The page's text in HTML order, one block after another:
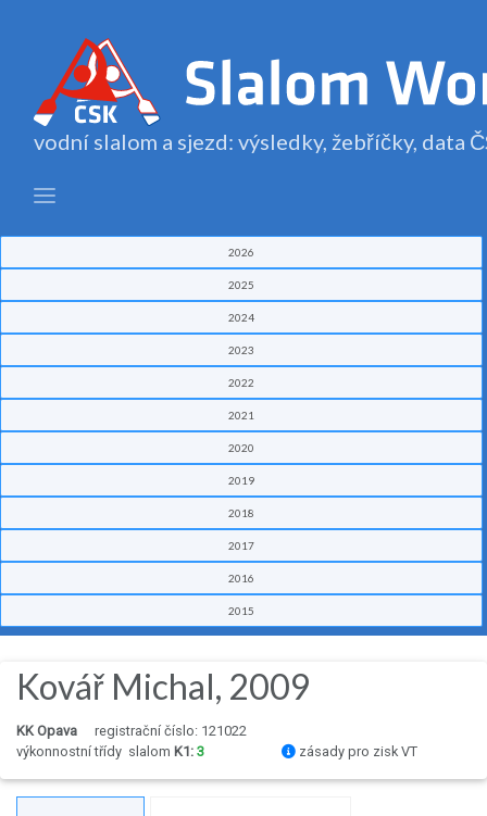
vodní slalom a sjezd: výsledky, žebříčky, data
2026
2025
2024
2023
2022
2021
2020
2019
2018
2017
2016
2015
Kovář Michal, 2009
KK Opava
registrační číslo: 121022
výkonnostní třídy slalom K1: 3 zásady pro zisk VT